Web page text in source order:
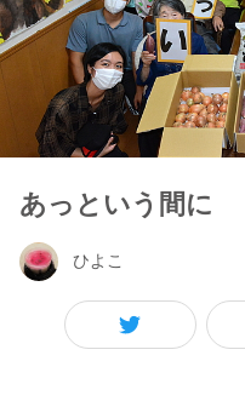
あっという間に
ひよこ